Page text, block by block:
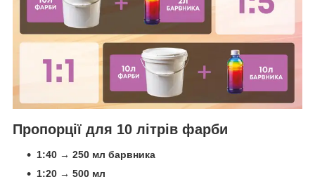
Пропорції для 10 літрів фарби
1:40 → 250 мл барвника
1:20 → 500 мл